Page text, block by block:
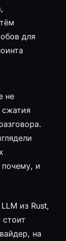
для
не
и
из Rust,
на